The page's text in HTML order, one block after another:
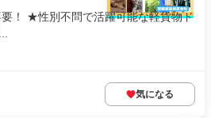
！ ★性別不問で活躍可能な軽貨物ド
気になる